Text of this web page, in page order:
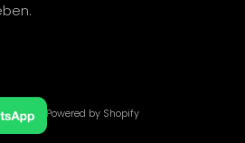
Powered by Shopify